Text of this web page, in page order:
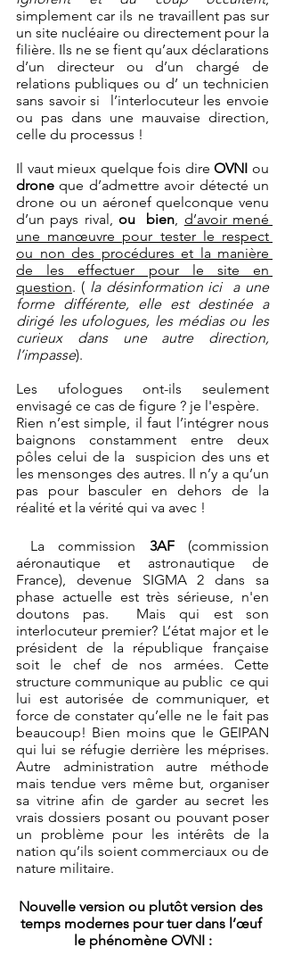
simplement car ils ne travaillent pas sur
un site nucléaire ou directement pour la
filière. Ils ne se fient qu’aux déclarations
d’un directeur ou d’un chargé de
relations publiques ou d’ un technicien
sans savoir si  l’interlocuteur les envoie
ou pas dans une mauvaise direction,
celle du processus !
Il vaut mieux quelque fois dire OVNI
drone que d’admettre avoir détecté un
drone ou un aéronef quelconque venu
d’un pays rival, ou  bien d’avoir mené
une manœuvre pour tester le respect
ou non des procédures et la manière
de les effectuer pour le site en
question. ( la désinformation ici  a une
forme différente, elle est destinée a
dirigé les ufologues, les médias ou les
curieux dans une autre direction,
l’impasse).
Les ufologues ont-ils seulement
envisagé ce cas de figure ? je l'espère.
Rien n’est simple, il faut l’intégrer nous
baignons constamment entre deux
pôles celui de la  suspicion des uns et
les mensonges des autres. Il n’y a qu’un
pas pour basculer en dehors de la
réalité et la vérité qui va avec !
La commission 3AF (commission
aéronautique et astronautique de
France), devenue SIGMA 2 dans sa
phase actuelle est très sérieuse, n'en
doutons pas.  Mais qui est son
interlocuteur premier? L’état major et le
président de la république française
soit le chef de nos armées. Cette
structure communique au public  ce qui
lui est autorisée de communiquer, et
force de constater qu’elle ne le fait pas
beaucoup! Bien moins que le GEIPAN
qui lui se réfugie derrière les méprises.
Autre administration autre méthode
mais tendue vers même but, organiser
sa vitrine afin de garder au secret les
vrais dossiers posant ou pouvant poser
un problème pour les intérêts de la
nation qu’ils soient commerciaux ou de
nature militaire.
Nouvelle version ou plutôt version des
temps modernes pour tuer dans l’œuf
le phénomène OVNI :